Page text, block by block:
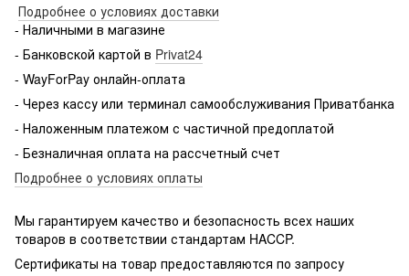
Подробнее о условиях доставки
- Наличными в магазине
- Банковской картой в Privat24
- WayForPay онлайн-оплата
- Через кассу или терминал самообслуживания Приватбанка
- Наложенным платежом с частичной предоплатой
- Безналичная оплата на рассчетный счет
Подробнее о условиях оплаты
Мы гарантируем качество и безопасность всех наших
товаров в соответствии стандартам HACCP.
Сертификаты на товар предоставляются по запросу